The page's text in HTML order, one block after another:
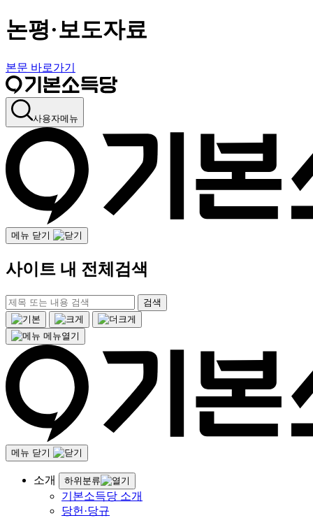
논평·보도자료
본문 바로가기
사용자메뉴
메뉴 닫기
사이트 내 전체검색
검색
메뉴열기
메뉴 닫기
소개 하위분류
기본소득당 소개
당헌·당규